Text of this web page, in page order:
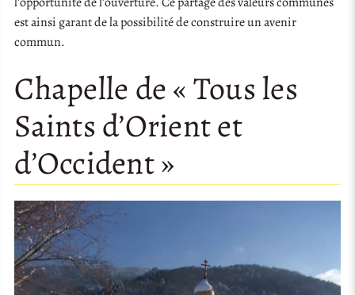
est ainsi garant de la possibilité de construire un avenir
commun.
Chapelle de « Tous les
Saints d’Orient et
d’Occident »